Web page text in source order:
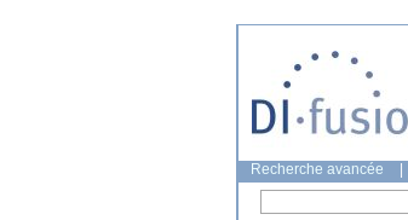
Recherche avancée